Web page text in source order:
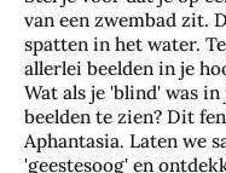
van een zwembad zit.
spatten in het water.
allerlei beelden in je
Wat als je 'blind' was
beelden te zien? Dit
Aphantasia. Laten we
'geestesoog' en